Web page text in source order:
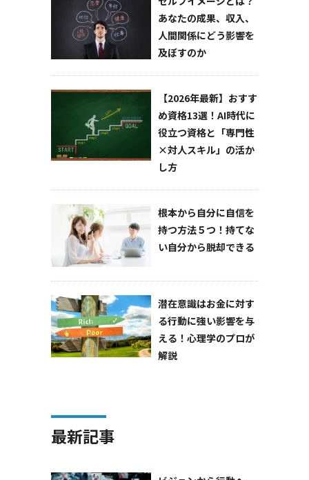
あなたの成果、収入、
人間関係にどう影響を
及ぼすのか
【2026年最新】おすす
め資格13選！AI時代に
役立つ資格と「専門性
×対人スキル」の活か
し方
根本から自分に自信を
持つ方法５つ！持てな
い自分から脱却できる
潜在意識はお金に対す
る行動に強い影響を与
える！心理学のプロが
解説
最新記事